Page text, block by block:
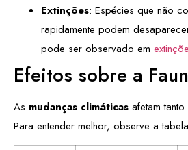
Extinções: Espécies que não
rapidamente podem
pode ser observado em
Efeitos sobre a
As mudanças climáticas afetam
Para entender melhor, observe a